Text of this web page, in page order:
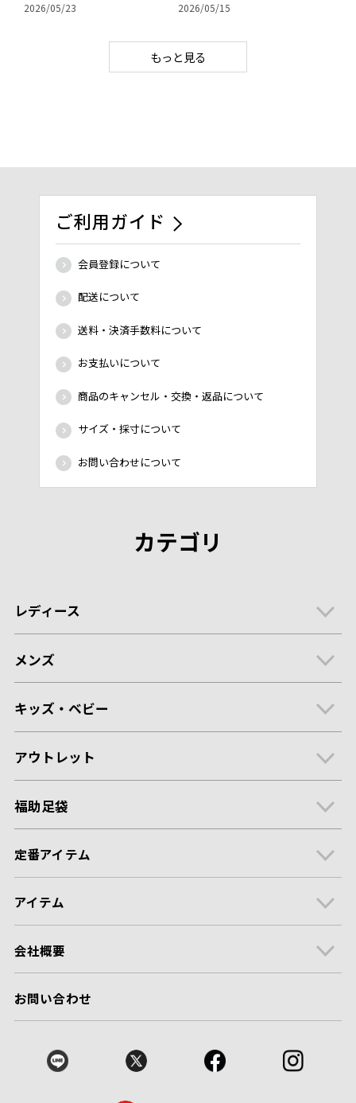
2026/05/23 2026/05/15
もっと見る
ご利用ガイド
会員登録について
配送について
送料・決済手数料について
お支払いについて
商品のキャンセル・交換・返品について
サイズ・採寸について
お問い合わせについて
カテゴリ
レディース
メンズ
キッズ・ベビー
アウトレット
福助足袋
定番アイテム
アイテム
会社概要
お問い合わせ